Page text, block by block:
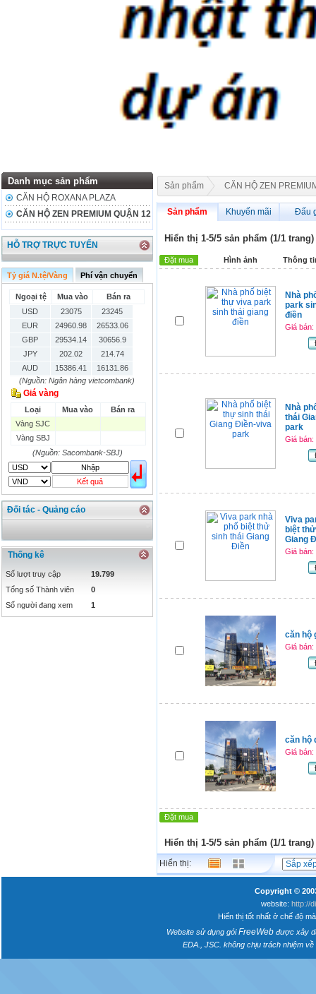
Danh mục sản phẩm
CĂN HỘ ROXANA PLAZA
CĂN HỘ ZEN PREMIUM QUẬN 12
HỖ TRỢ TRỰC TUYẾN
Tỷ giá N.tệ/Vàng Phí vận chuyển
Ngoại tệ Mua vào
Bán ra
USD
23075
23245
EUR
24960.98
26533.06
GBP
29534.14
30656.9
JPY
202.02
214.74
AUD
15386.41
16131.86
HKD
2906.04
3028.6
SGD
16755.29
THB
666.2
786.99
CAD
CHF
DKK
0
3531.88
INR
KRW
18.01
21.12
KWD
0
79758.97
MYR
0
RUB
SEK
2503.05
(Nguồn: Ngân hàng vietcombank)
Giá vàng
Loại Mua vào
Bán ra
Vàng SJC
Vàng SBJ
(Nguồn: Sacombank-SBJ)
Kết quả
Đối tác - Quảng cáo
Thống kê
Số lượt truy cập
19.799
Tổng số Thành viên
0
Số người đang xem
1
Sản phẩm CĂN HỘ ZEN
Sản phẩm Khuyến mãi Đấu
Hiển thị 1-5/5 sản phẩm (1/1 trang)
Đặt mua Hình ảnh Thông
Nhà
park
điền
Giá bán:
Nhà
thái
park
Giá bán:
Viva
biệt
Giang
Giá bán:
căn hộ
Giá bán:
căn hộ
Giá bán:
Đặt mua
Hiển thị 1-5/5 sản phẩm (1/1 trang)
Hiển thị:
Copyright ©
website: http://
Hiển thị tốt nhất ở chế độ
Website sử dụng góiFreeWeb được xây
EDA., JSC. không chịu trách nhiệm